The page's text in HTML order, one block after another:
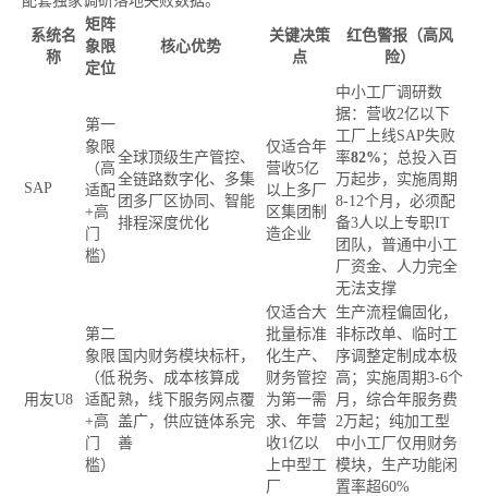
系统名
称
矩阵
象限
定位
核心优势
关键决策
点
红色警报（高风
险）
SAP
第一
象限
（高
适配
+高
门
槛）
全球顶级生产管控、
全链路数字化、多集
团多厂区协同、智能
排程深度优化
仅适合年
营收5亿
以上多厂
区集团制
造企业
中小工厂调研数
据：营收2亿以下
工厂上线SAP失败
率82% ；总投入百
万起步，实施周期
8-12个月，必须配
备3人以上专职IT
团队，普通中小工
厂资金、人力完全
无法支撑
用友U8
第二
象限
（低
适配
+高
门
槛）
国内财务模块标杆，
税务、成本核算成
熟，线下服务网点覆
盖广，供应链体系完
善
仅适合大
批量标准
化生产、
财务管控
为第一需
求、年营
收1亿以
上中型工
厂
生产流程偏固化，
非标改单、临时工
序调整定制成本极
高；实施周期3-6个
月，综合年服务费
2万起；纯加工型
中小工厂仅用财务
模块，生产功能闲
置率超60%